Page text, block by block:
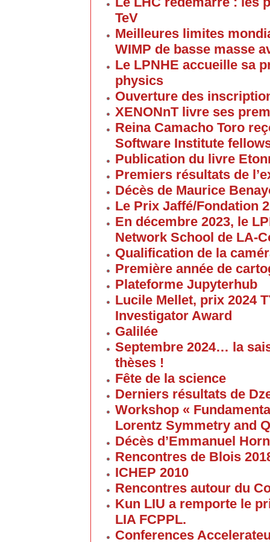
TeV
Meilleures limites
WIMP de basse masse
Le LPNHE accueille sa
physics
Ouverture des
XENONnT livre ses
Reina Camacho Toro
Software Institute
Publication du livre
Premiers résultats de
Décès de Maurice
Le Prix Jaffé/Fondation
En décembre 2023, le
Network School de LA-
Qualification de la
Première année de
Plateforme Jupyterhub
Lucile Mellet, prix 2024
Investigator Award
Galilée
Septembre 2024… la
thèses !
Fête de la science
Derniers résultats de
Workshop «
Lorentz Symmetry and
Décès d’Emmanuel
Rencontres de Blois
ICHEP 2010
Rencontres autour du
Kun LIU a remporte le
LIA FCPPL.
Conferences